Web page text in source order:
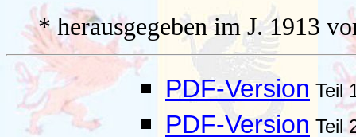
* herausgegeben im J. 1913
PDF-Version Teil
PDF-Version Teil